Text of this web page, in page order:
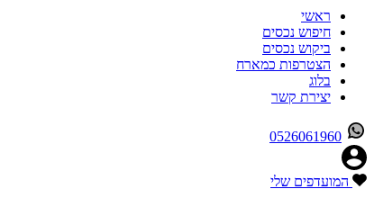
ראשי
חיפוש נכסים
ביקוש נכסים
הצטרפות כמארח
בלוג
יצירת קשר
0526061960
המועדפים שלי